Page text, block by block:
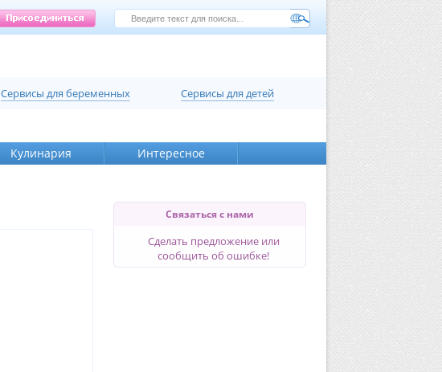
Cервисы для беременных Сервисы для детей
Кулинария Интересное
Связаться с нами
Сделать предложение или
сообщить об ошибке!